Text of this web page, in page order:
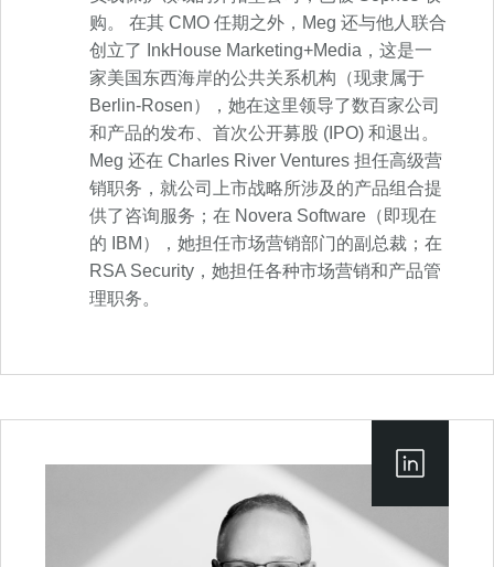
购。 在其 CMO 任期之外，Meg 还与他人联合
创立了 InkHouse Marketing+Media，这是一
家美国东西海岸的公共关系机构（现隶属于
Berlin-Rosen），她在这里领导了数百家公司
和产品的发布、首次公开募股 (IPO) 和退出。
Meg 还在 Charles River Ventures 担任高级营
销职务，就公司上市战略所涉及的产品组合提
供了咨询服务；在 Novera Software（即现在
的 IBM），她担任市场营销部门的副总裁；在
RSA Security，她担任各种市场营销和产品管
理职务。